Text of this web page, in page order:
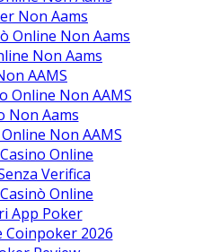
Non Aams
Online Non Aams
Non Aams
AAMS
Online Non AAMS
Non Aams
Non AAMS
Online
Verifica
Online
App Poker
Coinpoker 2026